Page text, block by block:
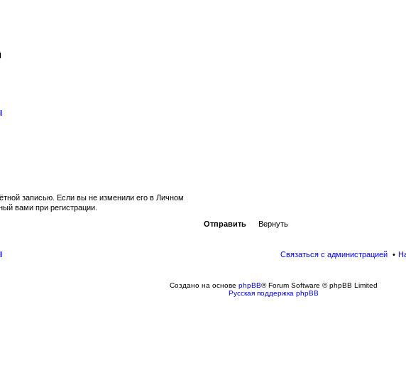
записью. Если вы не изменили его в Личном
вами при регистрации.
Связаться с администрацией
Создано на основе phpBB® Forum Software © phpBB Limited
Русская поддержка phpBB